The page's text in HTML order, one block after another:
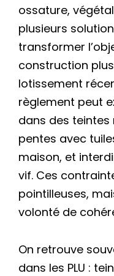
ossature,
plusieurs
transformer
construction
lotissement
règlement peut
dans des teintes
pentes avec
maison, et
vif. Ces
pointilleuses,
volonté de
On retrouve
dans les PLU :